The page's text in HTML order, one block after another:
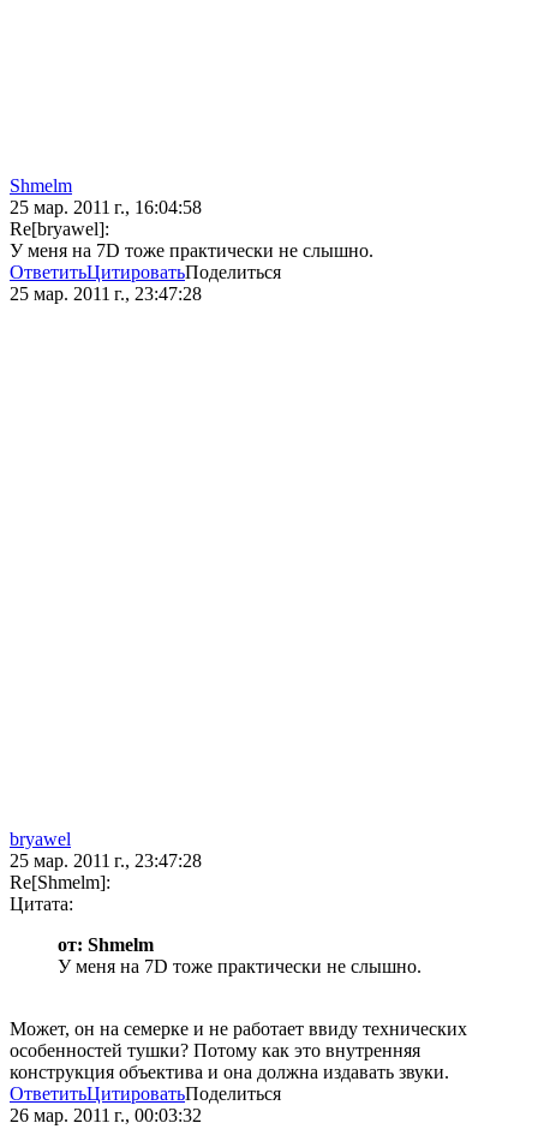
Shmelm
25 мар. 2011 г., 16:04:58
Re[bryawel]:
У меня на 7D тоже практически не слышно.
ОтветитьЦитироватьПоделиться
25 мар. 2011 г., 23:47:28
bryawel
25 мар. 2011 г., 23:47:28
Re[Shmelm]:
Цитата:
от: Shmelm
У меня на 7D тоже практически не слышно.
Может, он на семерке и не работает ввиду технических
особенностей тушки? Потому как это внутренняя
конструкция объектива и она должна издавать звуки.
ОтветитьЦитироватьПоделиться
26 мар. 2011 г., 00:03:32